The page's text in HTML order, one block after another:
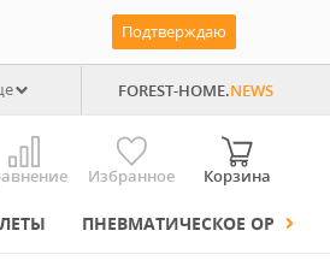
Подтверждаю
FOREST-HOME.NEWS
Избранное Корзина
ПНЕВМАТИЧЕСКОЕ ОРУЖИЕ